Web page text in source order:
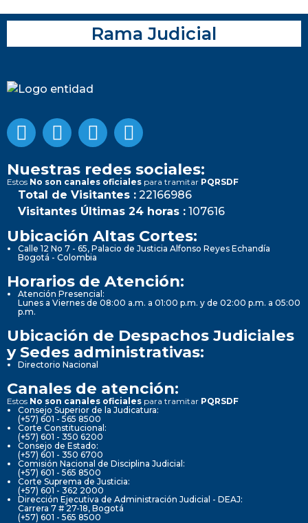
Rama Judicial
Nuestras redes sociales:
Estos No son canales oficiales para tramitar PQRSDF
Total de Visitantes : 22166986
Visitantes Últimas 24 horas : 107616
Ubicación Altas Cortes:
Calle 12 No 7 - 65, Palacio de Justicia Alfonso Reyes Echandía
Bogotá - Colombia
Horarios de Atención:
Atención Presencial:
Lunes a Viernes de 08:00 a.m. a 01:00 p.m. y de 02:00 p.m. a 05:00
p.m.
Ubicación de Despachos Judiciales
y Sedes administrativas:
Directorio Nacional
Canales de atención:
Estos No son canales oficiales para tramitar PQRSDF
Consejo Superior de la Judicatura:
(+57) 601 - 565 8500
Corte Constitucional:
(+57) 601 - 350 6200
Consejo de Estado:
(+57) 601 - 350 6700
Comisión Nacional de Disciplina Judicial:
(+57) 601 - 565 8500
Corte Suprema de Justicia:
(+57) 601 - 362 2000
Dirección Ejecutiva de Administración Judicial - DEAJ:
Carrera 7 # 27-18, Bogotá
(+57) 601 - 565 8500